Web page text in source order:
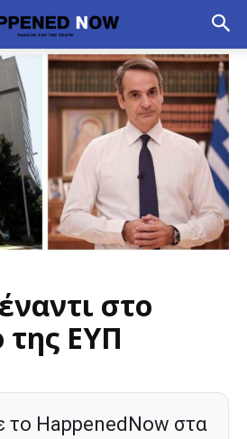
στο
ΕΥΠ
το HappenedNow στα